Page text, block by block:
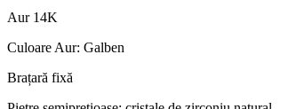
Aur 14K
Culoare Aur: Galben
Brațară fixă